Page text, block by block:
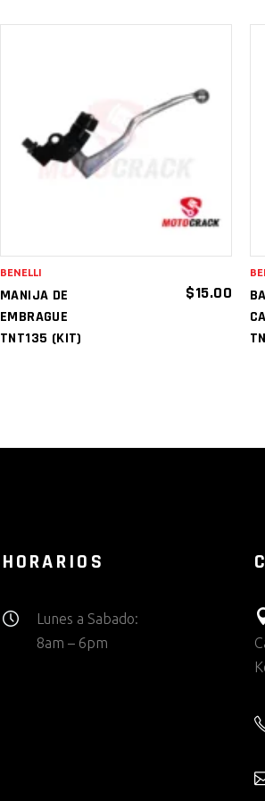
AÑADIR AL
CARRITO
MANIJA DE
EMBRAGUE
TNT135 (KIT)
$15.00
BENELLI
HORARIOS
Lunes a Sabado:
8am – 6pm